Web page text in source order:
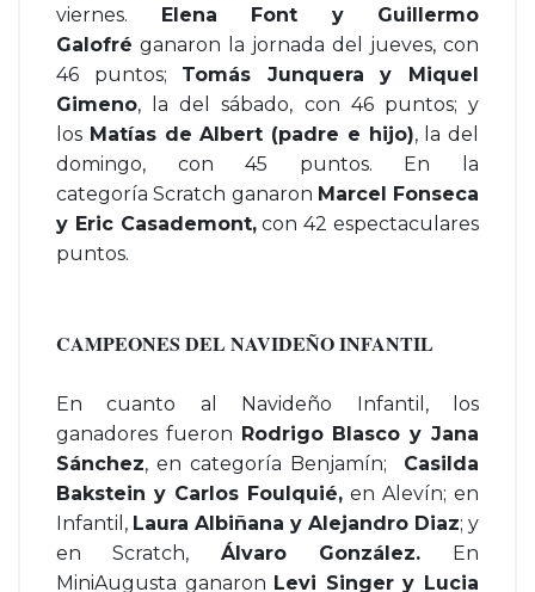
viernes. Elena Font y Guillermo
Galofré ganaron la jornada del jueves, con
46 puntos; Tomás Junquera y Miquel
Gimeno, la del sábado, con 46 puntos; y
los Matías de Albert (padre e hijo), la del
domingo, con 45 puntos. En la
categoría Scratch ganaron Marcel Fonseca
y Eric Casademont,con 42 espectaculares
puntos.
CAMPEONES DEL NAVIDEÑO INFANTIL
En cuanto al Navideño Infantil, los
ganadores fueron Rodrigo Blasco y Jana
Sánchez, en categoría Benjamín; Casilda
Bakstein y Carlos Foulquié, en Alevín; en
Infantil, Laura Albiñana y Alejandro Diaz; y
en Scratch, Álvaro González. En
MiniAugusta ganaron Levi Singer y Lucia